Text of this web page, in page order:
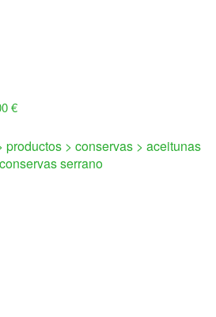
€
productos > conservas > aceitunas
serrano